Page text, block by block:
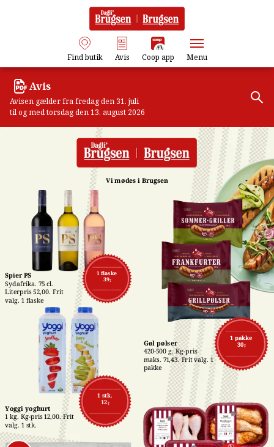
Find butik Avis Coop app Menu
Avis
Avisen gælder fra fredag den 31. juli
til og med torsdag den 13. august 2026
Vi mødes i Brugsen
1 pakke
30,-
Gøl pølser
420-500 g. Kg-pris
maks. 71,43. Frit valg. 1
pakke
1 stk.
12,-
Yoggi yoghurt
1 kg. Kg-pris 12,00. Frit
valg. 1 stk.
1 flaske
39,-
Spier PS
Sydafrika. 75 cl.
Literpris 52,00. Frit
valg. 1 flaske